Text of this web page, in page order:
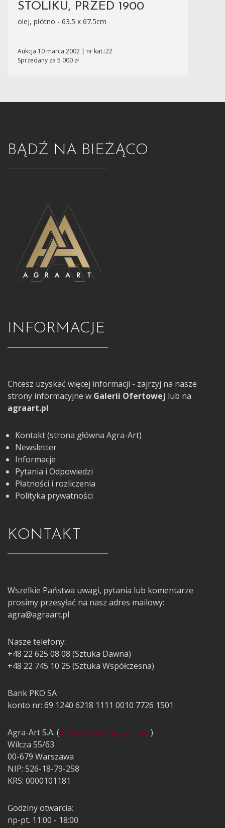
STOLIKU, PRZED 1900
olej, płótno - 63.5 x 67.5cm
Aukcja 10 marca 2002 | nr kat.:22
Sprzedany za 5 000 zł
BĄDŹ NA BIEŻĄCO
INFORMACJE
Chcesz uzyskać więcej informacji - zajrzyj na nasze
strony informacyjne w Galerii Ofertowej lub na
agraart.pl
Kontakt (strona główna Agra-Art)
Newsletter
Informacje
Pytania i Odpowiedzi
Płatności i rozliczenia
Polityka prywatności
KONTAKT
Wszelkie Państwa uwagi, pytania lub komentarze
prosimy przesyłać na nasz adres mailowy:
agra@agraart.pl
Nasze telefony:
+48 22 625 08 08 (Sztuka Dawna)
+48 22 745 10 25 (Sztuka Współczesna)
Bank PKO SA
konto nr: 69 1240 6218 1111 0010 7726 1501
Agra-Art S.A. ( https://www.agraart.pl/)
Wilcza 55/63
00-679 Warszawa
NIP: 526-18-79-258
KRS: 0000101181
Godziny otwarcia:
np-pt. 11:00 - 18:00